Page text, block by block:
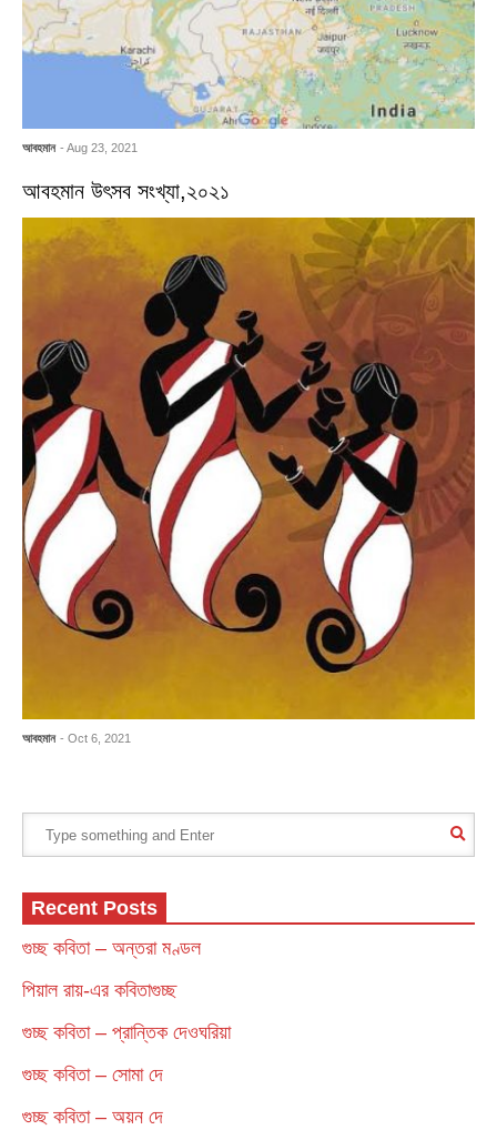
আবহমান - Aug 23, 2021
আবহমান উৎসব সংখ্যা,২০২১
আবহমান - Oct 6, 2021
Recent Posts
গুচ্ছ কবিতা – অন্তরা মণ্ডল
পিয়াল রায়-এর কবিতাগুচ্ছ
গুচ্ছ কবিতা – প্রান্তিক দেওঘরিয়া
গুচ্ছ কবিতা – সোমা দে
গুচ্ছ কবিতা – অয়ন দে